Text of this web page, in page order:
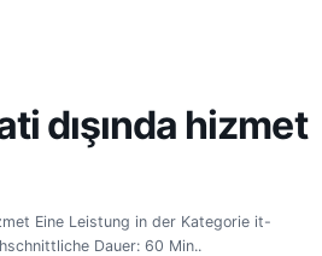
dışında hizmet
Eine Leistung in der Kategorie it-
Dauer: 60 Min..